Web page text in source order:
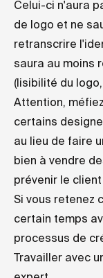
Celui-ci n'aura
de logo et ne
retranscrire
saura au moins
(lisibilité du
Attention,
certains
au lieu de faire
bien à vendre
prévenir le
Si vous retenez
certain temps
processus de
Travailler avec